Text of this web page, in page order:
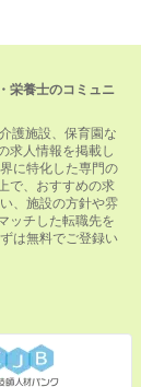
栄養士のコミュニ
護施設、保育園な
求人情報を掲載し
に特化した専門の
で、おすすめの求
、施設の方針や雰
ッチした転職先を
は無料でご登録い